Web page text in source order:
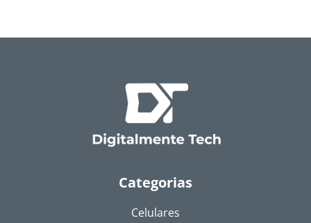
Categorias
Celulares